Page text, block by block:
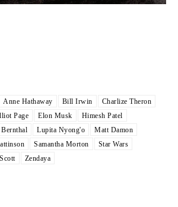
Anne Hathaway Bill Irwin
Charlize Theron
Page Elon Musk
Himesh Patel
Lupita Nyong'o
Matt Damon
Samantha Morton
Star Wars
Zendaya